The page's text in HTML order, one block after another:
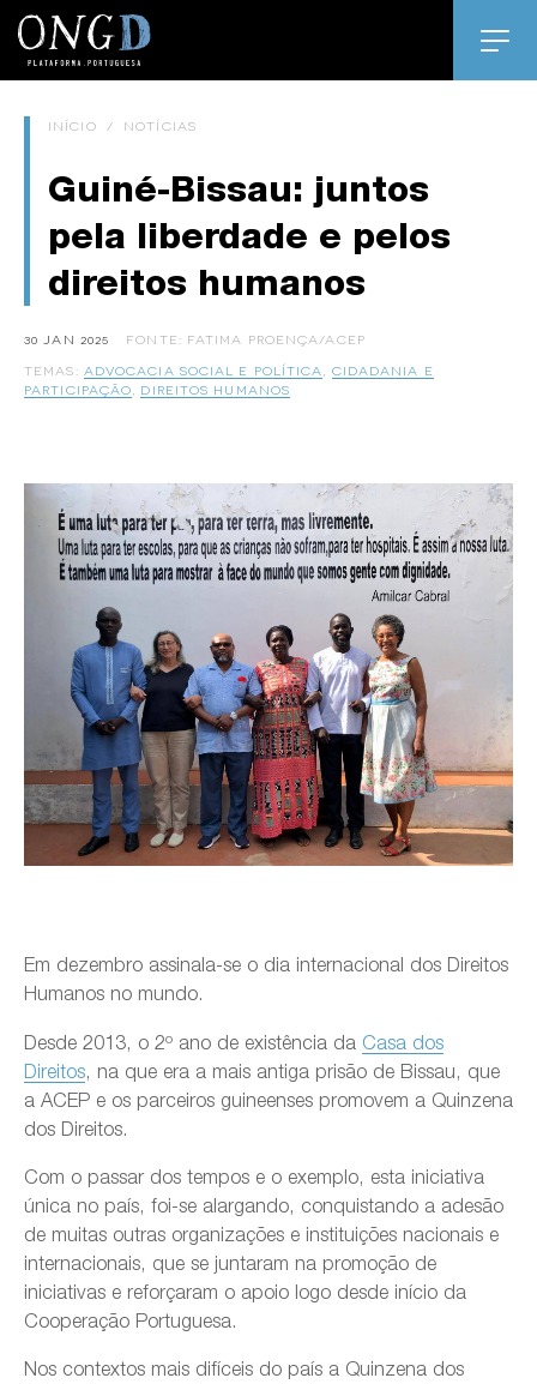
INÍCIO / NOTÍCIAS
Guiné-Bissau: juntos
pela liberdade e pelos
direitos humanos
30 JAN 2025
FONTE: FATIMA PROENÇA/ACEP
TEMAS: ADVOCACIA SOCIAL E POLÍTICA
CIDADANIA E
PARTICIPAÇÃO
DIREITOS HUMANOS
Em dezembro assinala-se o dia internacional dos Direitos
Humanos no mundo.
Desde 2013, o 2º ano de existência da Casa dos
Direitos , na que era a mais antiga prisão de Bissau, que
a ACEP e os parceiros guineenses promovem a Quinzena
dos Direitos.
Com o passar dos tempos e o exemplo, esta iniciativa
única no país, foi-se alargando, conquistando a adesão
de muitas outras organizações e instituições nacionais e
internacionais, que se juntaram na promoção de
iniciativas e reforçaram o apoio logo desde início da
Cooperação Portuguesa.
Nos contextos mais difíceis do país a Quinzena dos